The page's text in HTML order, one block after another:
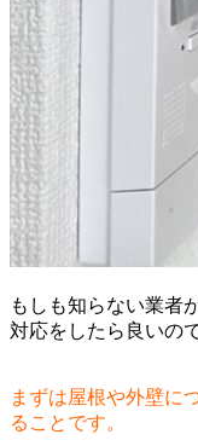
もしも知らない業者
対応をしたら良いの
まずは屋根や外壁に
ることです。